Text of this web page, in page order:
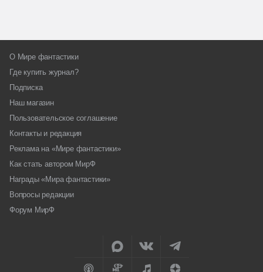
О Мире фантастики
Где купить журнал?
Подписка
Наш магазин
Пользовательское соглашение
Контакты и редакция
Реклама на «Мире фантастики»
Как стать автором МирФ
Награды «Мира фантастики»
Вопросы редакции
Форум МирФ